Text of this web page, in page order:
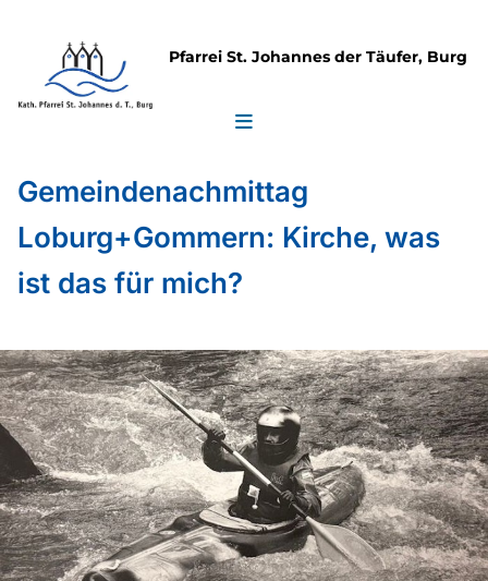
Pfarrei St. Johannes der Täufer, Burg
Gemeindenachmittag
Loburg+Gommern: Kirche, was
ist das für mich?